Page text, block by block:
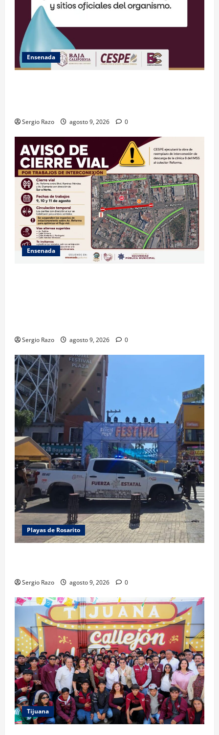
Ensenada
Sergio Razo agosto 9, 2026 0
Ensenada
Sergio Razo agosto 9, 2026 0
Playas de Rosarito
Sergio Razo agosto 9, 2026 0
Tijuana